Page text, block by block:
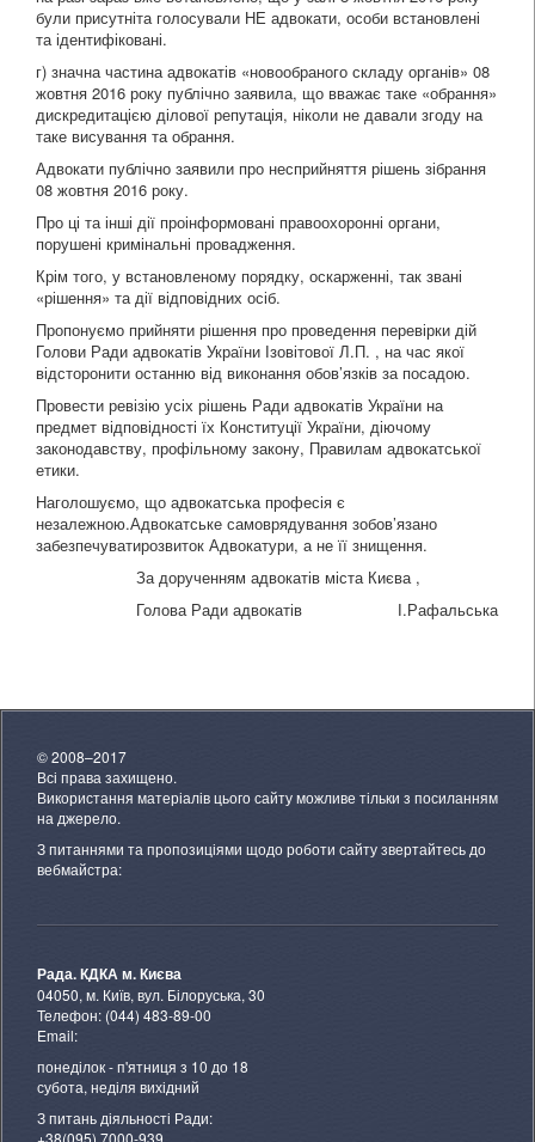
були присутніта голосували НЕ адвокати, особи встановлені
та ідентифіковані.
г) значна частина адвокатів «новообраного складу органів» 08
жовтня 2016 року публічно заявила, що вважає таке «обрання»
дискредитацією ділової репутація, ніколи не давали згоду на
таке висування та обрання.
Адвокати публічно заявили про несприйняття рішень зібрання
08 жовтня 2016 року.
Про ці та інші дії проінформовані правоохоронні органи,
порушені кримінальні провадження.
Крім того, у встановленому порядку, оскарженні, так звані
«рішення» та дії відповідних осіб.
Пропонуємо прийняти рішення про проведення перевірки дій
Голови Ради адвокатів України Ізовітової Л.П. , на час якої
відсторонити останню від виконання обов’язків за посадою.
Провести ревізію усіх рішень Ради адвокатів України на
предмет відповідності їх Конституції України, діючому
законодавству, профільному закону, Правилам адвокатської
етики.
Наголошуємо, що адвокатська професія є
незалежною.Адвокатське самоврядування зобов’язано
забезпечуватирозвиток Адвокатури, а не її знищення.
За дорученням адвокатів міста Києва ,
Голова Ради адвокатів І.Рафальська
© 2008–2017
Всі права захищено.
Використання матеріалів цього сайту можливе тільки з посиланням
на джерело.
З питаннями та пропозиціями щодо роботи сайту звертайтесь до
вебмайстра:
Рада. КДКА м. Києва
04050, м. Київ, вул. Білоруська, 30
Телефон: (044) 483-89-00
Email:
понеділок - п'ятниця з 10 до 18
субота, неділя вихідний
З питань діяльності Ради:
+38(095) 7000-939